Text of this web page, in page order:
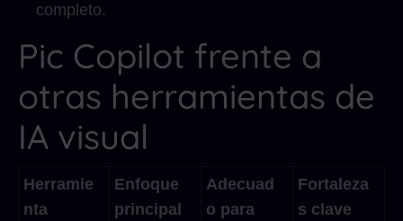
completo.
Pic Copilot frente a
otras herramientas de
IA visual
Herramie
nta
Enfoque
principal
Adecuad
o para
Fortaleza
s clave